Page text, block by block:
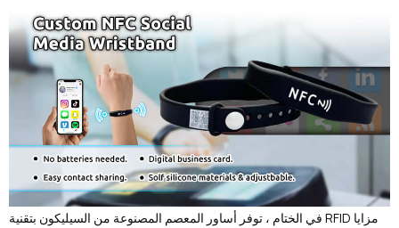
في الختام ، توفر أساور المعصم المصنوعة من السيليكون بتقنية RFID مزايا